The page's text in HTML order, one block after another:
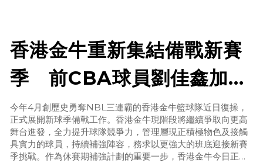
香港金牛重新集結備戰新賽
季 前CBA球員劉佳鑫加
盟 繼續補強陣容
今年4月創歷史勇奪NBL三連霸的香港金牛籃球隊近日復操，
正式展開新球季備戰工作。香港金牛現階段將繼續爭取向更高
舞台進發，全力提升球隊競爭力，管理層現正積極物色及接觸
具實力的球員，持續補強陣容，務求以更強大的班底迎接新賽
季挑戰。作為休賽期補強計劃的重要一步，香港金牛今日正式